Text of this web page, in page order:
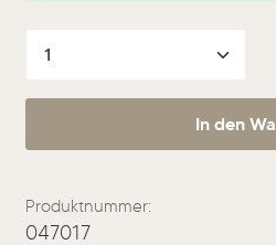
Produkt Anzahl:
In den
Produktnummer:
047017